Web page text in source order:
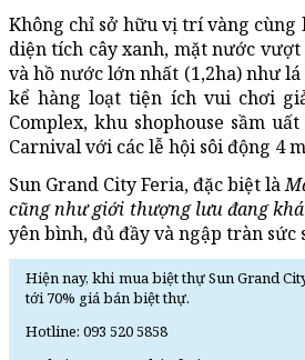
Không chỉ sở hữu vị trí vàng cùng
diện tích cây xanh, mặt nước
và hồ nước lớn nhất (1,2ha) như
kể hàng loạt tiện ích vui chơi
Complex, khu shophouse sầm
Carnival với các lễ hội sôi động 4
Sun Grand City Feria, đặc biệt là
cũng như giới thượng lưu đang
yên bình, đủ đầy và ngập tràn sức
Hiện nay, khi mua biệt thự Sun Grand
tới 70% giá bán biệt thự.
Hotline: 093 520 5858